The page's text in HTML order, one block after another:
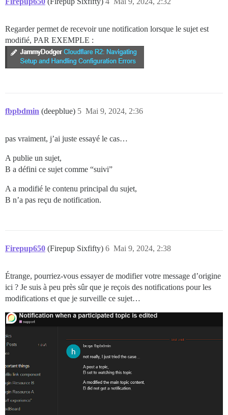
Regarder permet de recevoir une notification lorsque le sujet est
modifié, PAR EXEMPLE :
fbpbdmin (deepblue) Mai 9, 2024, 2:36
5
pas vraiment, j’ai juste essayé le cas…
A publie un sujet,
B a défini ce sujet comme “suivi”
A a modifié le contenu principal du sujet,
B n’a pas reçu de notification.
Firepup650 (Firepup Sixfifty) Mai 9, 2024, 2:38
6
Étrange, pourriez-vous essayer de modifier votre message d’origine
ici ? Je suis à peu près sûr que je reçois des notifications pour les
modifications et que je surveille ce sujet…